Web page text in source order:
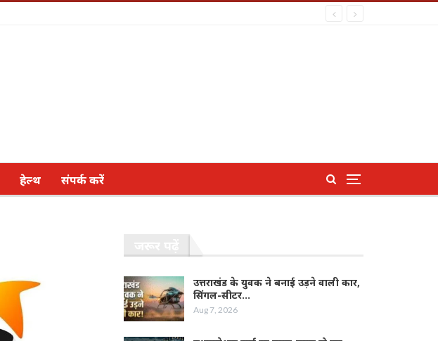
हेल्थ संपर्क करें
उत्तराखंड के युवक ने बनाई उड़ने वाली कार,
सिंगल-सीटर…
Aug 7, 2026